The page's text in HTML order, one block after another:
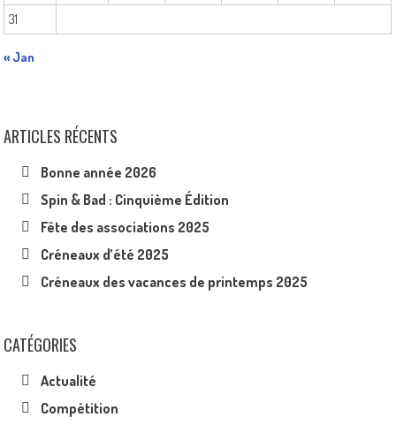
31
« Jan
ARTICLES RÉCENTS
Bonne année 2026
Spin & Bad : Cinquième Édition
Fête des associations 2025
Créneaux d’été 2025
Créneaux des vacances de printemps 2025
CATÉGORIES
Actualité
Compétition